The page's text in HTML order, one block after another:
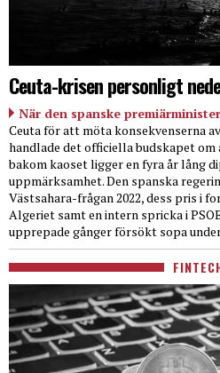
Ceuta-krisen personligt
När den spanske premiärminister
Ceuta för att möta konsekvenserna
handlade det officiella budskapet
bakom kaoset ligger en fyra år lång
uppmärksamhet. Den spanska
Västsahara-frågan 2022, dess pris i
Algeriet samt en intern spricka i
upprepade gånger försökt sopa